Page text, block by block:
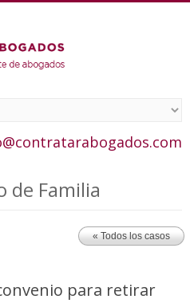
de Familia
« Todos los casos
para retirar